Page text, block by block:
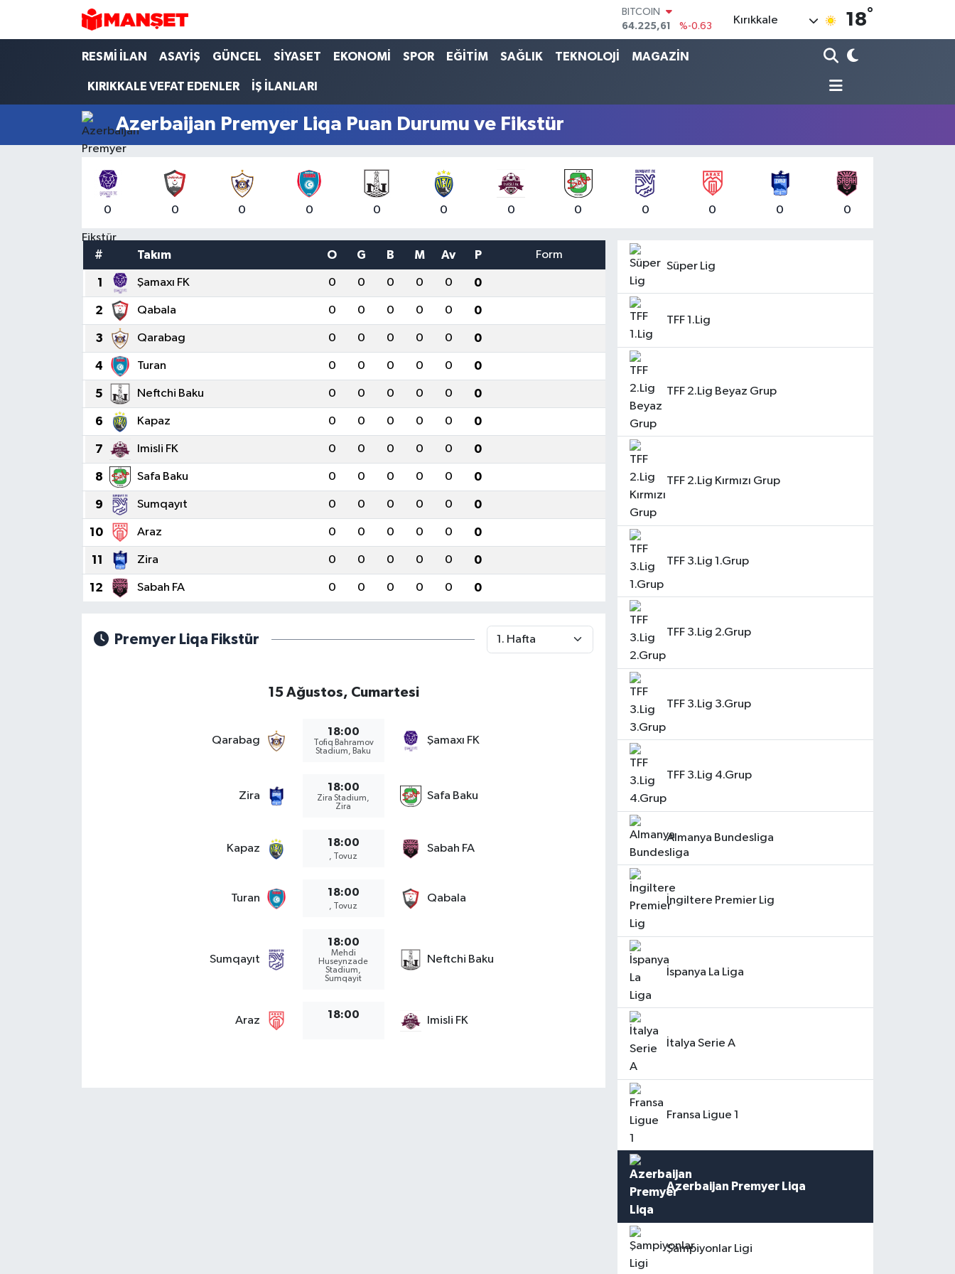
64.225,61
DOLAR
EURO
GRAM ALTIN
Kırıkkale 18°
RESMİ İLAN ASAYİŞ GÜNCEL SİYASET EKONOMİ SPOR EĞİTİM SAĞLIK TEKNOLOJİ MAGAZİN
KIRIKKALE VEFAT EDENLER İŞ İLANLARI
Azerbaijan Premyer Liqa Puan Durumu ve Fikstür
0 0 0 0 0 0 0 0 0 0 0 0
# Takım O G B M Av P Form
1 Şamaxı FK 0 0 0 0 0 0
2 Qabala 0 0 0 0 0 0
3 Qarabag 0 0 0 0 0 0
4 Turan 0 0 0 0 0 0
5 Neftchi Baku 0 0 0 0 0 0
6 Kapaz 0 0 0 0 0 0
7 Imisli FK 0 0 0 0 0 0
8 Safa Baku 0 0 0 0 0 0
9 Sumqayıt 0 0 0 0 0 0
10 Araz 0 0 0 0 0 0
11 Zira 0 0 0 0 0 0
12 Sabah FA 0 0 0 0 0 0
Premyer Liqa Fikstür
15 Ağustos, Cumartesi
Qarabag
18:00
Tofiq Bahramov
Stadium, Baku
Şamaxı FK
Zira
18:00
Zira Stadium,
Zira
Safa Baku
Kapaz
18:00
, Tovuz
Sabah FA
Turan
18:00
, Tovuz
Qabala
Sumqayıt
18:00
Mehdi
Huseynzade
Stadium,
Sumqayit
Neftchi Baku
Araz
18:00
Imisli FK
Süper Lig
TFF 1.Lig
TFF 2.Lig Beyaz Grup
TFF 2.Lig Kırmızı Grup
TFF 3.Lig 1.Grup
TFF 3.Lig 2.Grup
TFF 3.Lig 3.Grup
TFF 3.Lig 4.Grup
Almanya Bundesliga
İngiltere Premier Lig
İspanya La Liga
İtalya Serie A
Fransa Ligue 1
Azerbaijan Premyer Liqa
Şampiyonlar Ligi
Hava Durumu
Trafik Durumu
Süper Lig Puan Durumu ve Fikstür
Son Dakika Haberleri
Haber Arşivi